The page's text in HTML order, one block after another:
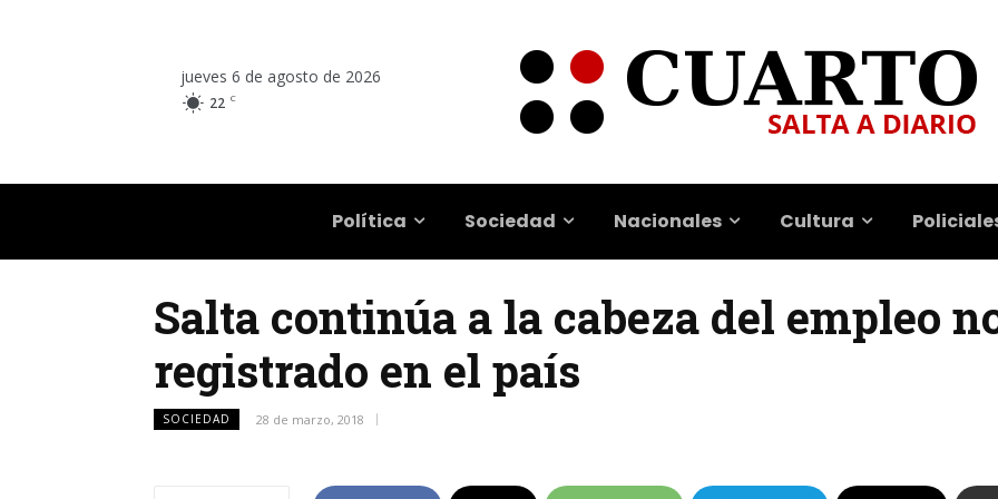
jueves 6 de agosto de 2026
22 C
Política Sociedad Nacionales Cultura
Salta continúa a la cabeza del empleo
registrado en el país
SOCIEDAD 28 de marzo, 2018